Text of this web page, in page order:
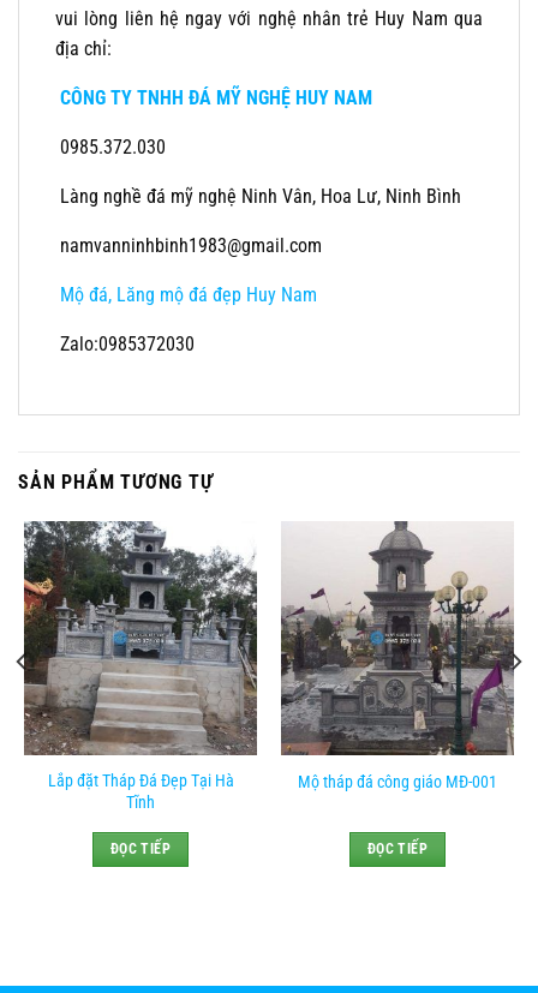
vui lòng liên hệ ngay với nghệ nhân trẻ Huy Nam qua
địa chỉ:
CÔNG TY TNHH ĐÁ MỸ NGHỆ HUY NAM
0985.372.030
Làng nghề đá mỹ nghệ Ninh Vân, Hoa Lư, Ninh Bình
namvanninhbinh1983@gmail.com
Mộ đá, Lăng mộ đá đẹp Huy Nam
Zalo:0985372030
SẢN PHẨM TƯƠNG TỰ
Lắp đặt Tháp Đá Đẹp Tại Hà
Tĩnh
ĐỌC TIẾP
Mộ tháp đá công giáo MĐ-001
ĐỌC TIẾP